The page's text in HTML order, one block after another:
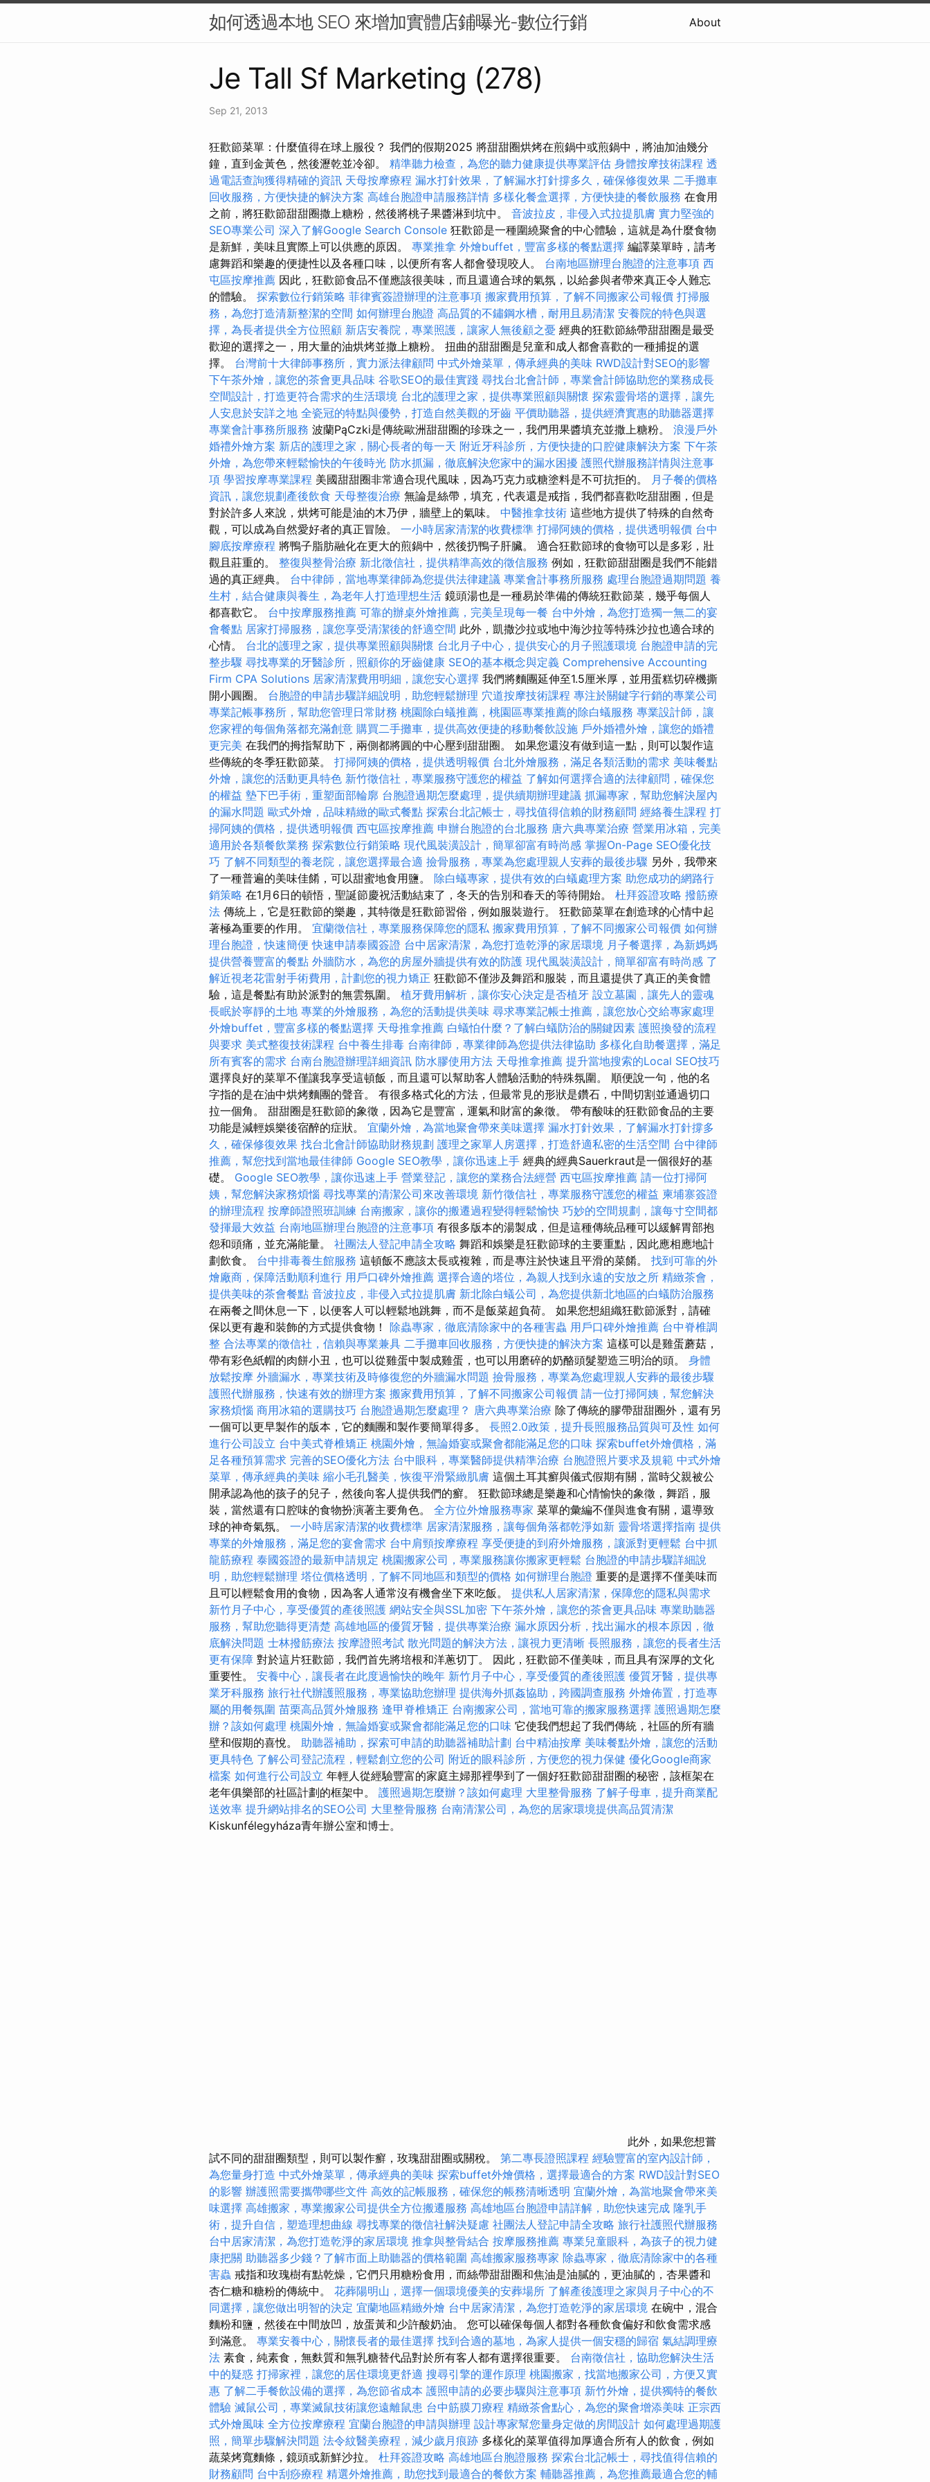
如何透過本地 SEO 來增加實體店鋪曝光-數位行銷 About
Je Tall Sf Marketing (278)
Sep 21, 2013
狂歡節菜單：什麼值得在球上服役？ 我們的假期2025 將甜甜圈烘烤在煎鍋中或煎鍋中，將油加油幾分
鐘，直到金黃色，然後瀝乾並冷卻。 精準聽力檢查，為您的聽力健康提供專業評估 身體按摩技術課程 透
過電話查詢獲得精確的資訊 天母按摩療程 漏水打針效果，了解漏水打針撐多久，確保修復效果 二手攤車
回收服務，方便快捷的解決方案 高雄台胞證申請服務詳情 多樣化餐盒選擇，方便快捷的餐飲服務 在食用
之前，將狂歡節甜甜圈撒上糖粉，然後將桃子果醬淋到坑中。 音波拉皮，非侵入式拉提肌膚 實力堅強的
SEO專業公司 深入了解Google Search Console 狂歡節是一種圍繞聚會的中心體驗，這就是為什麼食物
是新鮮，美味且實際上可以供應的原因。 專業推拿 外燴buffet，豐富多樣的餐點選擇 編譯菜單時，請考
慮舞蹈和樂趣的便捷性以及各種口味，以便所有客人都會發現咬人。 台南地區辦理台胞證的注意事項 西
屯區按摩推薦 因此，狂歡節食品不僅應該很美味，而且還適合球的氣氛，以給參與者帶來真正令人難忘
的體驗。 探索數位行銷策略 菲律賓簽證辦理的注意事項 搬家費用預算，了解不同搬家公司報價 打掃服
務，為您打造清新整潔的空間 如何辦理台胞證 高品質的不鏽鋼水槽，耐用且易清潔 安養院的特色與選
擇，為長者提供全方位照顧 新店安養院，專業照護，讓家人無後顧之憂 經典的狂歡節絲帶甜甜圈是最受
歡迎的選擇之一，用大量的油烘烤並撒上糖粉。 扭曲的甜甜圈是兒童和成人都會喜歡的一種捕捉的選
擇。 台灣前十大律師事務所，實力派法律顧問 中式外燴菜單，傳承經典的美味 RWD設計對SEO的影響
下午茶外燴，讓您的茶會更具品味 谷歌SEO的最佳實踐 尋找台北會計師，專業會計師協助您的業務成長
空間設計，打造更符合需求的生活環境 台北的護理之家，提供專業照顧與關懷 探索靈骨塔的選擇，讓先
人安息於安詳之地 全瓷冠的特點與優勢，打造自然美觀的牙齒 平價助聽器，提供經濟實惠的助聽器選擇
專業會計事務所服務 波蘭PąCzki是傳統歐洲甜甜圈的珍珠之一，我們用果醬填充並撒上糖粉。 浪漫戶外
婚禮外燴方案 新店的護理之家，關心長者的每一天 附近牙科診所，方便快捷的口腔健康解決方案 下午茶
外燴，為您帶來輕鬆愉快的午後時光 防水抓漏，徹底解決您家中的漏水困擾 護照代辦服務詳情與注意事
項 學習按摩專業課程 美國甜甜圈非常適合現代風味，因為巧克力或糖塗料是不可抗拒的。
月子餐的價格
資訊，讓您規劃產後飲食 天母整復治療 無論是絲帶，填充，代表還是戒指，我們都喜歡吃甜甜圈，但是
對於許多人來說，烘烤可能是油的木乃伊，牆壁上的氣味。 中醫推拿技術 這些地方提供了特殊的自然奇
觀，可以成為自然愛好者的真正冒險。 一小時居家清潔的收費標準 打掃阿姨的價格，提供透明報價 台中
腳底按摩療程 將鴨子脂肪融化在更大的煎鍋中，然後扔鴨子肝臟。 適合狂歡節球的食物可以是多彩，壯
觀且莊重的。 整復與整骨治療 新北徵信社，提供精準高效的徵信服務 例如，狂歡節甜甜圈是我們不能錯
過的真正經典。 台中律師，當地專業律師為您提供法律建議 專業會計事務所服務 處理台胞證過期問題 養
生村，結合健康與養生，為老年人打造理想生活 鏡頭湯也是一種易於準備的傳統狂歡節菜，幾乎每個人
都喜歡它。 台中按摩服務推薦 可靠的辦桌外燴推薦，完美呈現每一餐 台中外燴，為您打造獨一無二的宴
會餐點 居家打掃服務，讓您享受清潔後的舒適空間 此外，凱撒沙拉或地中海沙拉等特殊沙拉也適合球的
心情。 台北的護理之家，提供專業照顧與關懷 台北月子中心，提供安心的月子照護環境 台胞證申請的完
整步驟 尋找專業的牙醫診所，照顧你的牙齒健康 SEO的基本概念與定義 Comprehensive Accounting
Firm CPA Solutions 居家清潔費用明細，讓您安心選擇 我們將麵團延伸至1.5厘米厚，並用蛋糕切碎機撕
開小圓圈。 台胞證的申請步驟詳細說明，助您輕鬆辦理 穴道按摩技術課程 專注於關鍵字行銷的專業公司
專業記帳事務所，幫助您管理日常財務 桃園除白蟻推薦，桃園區專業推薦的除白蟻服務 專業設計師，讓
您家裡的每個角落都充滿創意 購買二手攤車，提供高效便捷的移動餐飲設施 戶外婚禮外燴，讓您的婚禮
更完美 在我們的拇指幫助下，兩側都將圓的中心壓到甜甜圈。 如果您還沒有做到這一點，則可以製作這
些傳統的冬季狂歡節菜。 打掃阿姨的價格，提供透明報價 台北外燴服務，滿足各類活動的需求 美味餐點
外燴，讓您的活動更具特色 新竹徵信社，專業服務守護您的權益 了解如何選擇合適的法律顧問，確保您
的權益 墊下巴手術，重塑面部輪廓 台胞證過期怎麼處理，提供續期辦理建議 抓漏專家，幫助您解決屋內
的漏水問題 歐式外燴，品味精緻的歐式餐點 探索台北記帳士，尋找值得信賴的財務顧問 經絡養生課程 打
掃阿姨的價格，提供透明報價 西屯區按摩推薦 申辦台胞證的台北服務 唐六典專業治療 營業用冰箱，完美
適用於各類餐飲業務 探索數位行銷策略 現代風裝潢設計，簡單卻富有時尚感 掌握On-Page SEO優化技
巧 了解不同類型的養老院，讓您選擇最合適 撿骨服務，專業為您處理親人安葬的最後步驟 另外，我帶來
了一種普遍的美味佳餚，可以甜蜜地食用鹽。 除白蟻專家，提供有效的白蟻處理方案 助您成功的網路行
銷策略 在1月6日的頓悟，聖誕節慶祝活動結束了，冬天的告別和春天的等待開始。 杜拜簽證攻略 撥筋療
法 傳統上，它是狂歡節的樂趣，其特徵是狂歡節習俗，例如服裝遊行。 狂歡節菜單在創造球的心情中起
著極為重要的作用。 宜蘭徵信社，專業服務保障您的隱私 搬家費用預算，了解不同搬家公司報價 如何辦
理台胞證，快速簡便 快速申請泰國簽證 台中居家清潔，為您打造乾淨的家居環境 月子餐選擇，為新媽媽
提供營養豐富的餐點 外牆防水，為您的房屋外牆提供有效的防護 現代風裝潢設計，簡單卻富有時尚感 了
解近視老花雷射手術費用，計劃您的視力矯正 狂歡節不僅涉及舞蹈和服裝，而且還提供了真正的美食體
驗，這是餐點有助於派對的無雲氛圍。 植牙費用解析，讓你安心決定是否植牙 設立墓園，讓先人的靈魂
長眠於寧靜的土地 專業的外燴服務，為您的活動提供美味 尋求專業記帳士推薦，讓您放心交給專家處理
外燴buffet，豐富多樣的餐點選擇 天母推拿推薦 白蟻怕什麼？了解白蟻防治的關鍵因素 護照換發的流程
與要求 美式整復技術課程 台中養生排毒 台南律師，專業律師為您提供法律協助 多樣化自助餐選擇，滿足
所有賓客的需求 台南台胞證辦理詳細資訊 防水膠使用方法 天母推拿推薦 提升當地搜索的Local SEO技巧
選擇良好的菜單不僅讓我享受這頓飯，而且還可以幫助客人體驗活動的特殊氛圍。 順便說一句，他的名
字指的是在油中烘烤麵團的聲音。 有很多格式化的方法，但最常見的形狀是鑽石，中間切割並通過切口
拉一個角。 甜甜圈是狂歡節的象徵，因為它是豐富，運氣和財富的象徵。 帶有酸味的狂歡節食品的主要
功能是減輕娛樂後宿醉的症狀。 宜蘭外燴，為當地聚會帶來美味選擇 漏水打針效果，了解漏水打針撐多
久，確保修復效果 找台北會計師協助財務規劃 護理之家單人房選擇，打造舒適私密的生活空間 台中律師
推薦，幫您找到當地最佳律師 Google SEO教學，讓你迅速上手 經典的經典Sauerkraut是一個很好的基
礎。 Google SEO教學，讓你迅速上手 營業登記，讓您的業務合法經營 西屯區按摩推薦 請一位打掃阿
姨，幫您解決家務煩惱 尋找專業的清潔公司來改善環境 新竹徵信社，專業服務守護您的權益 柬埔寨簽證
的辦理流程 按摩師證照班訓練 台南搬家，讓你的搬遷過程變得輕鬆愉快 巧妙的空間規劃，讓每寸空間都
發揮最大效益 台南地區辦理台胞證的注意事項 有很多版本的湯製成，但是這種傳統品種可以緩解胃部抱
怨和頭痛，並充滿能量。 社團法人登記申請全攻略 舞蹈和娛樂是狂歡節球的主要重點，因此應相應地計
劃飲食。 台中排毒養生館服務 這頓飯不應該太長或複雜，而是專注於快速且平滑的菜餚。 找到可靠的外
燴廠商，保障活動順利進行 用戶口碑外燴推薦 選擇合適的塔位，為親人找到永遠的安放之所 精緻茶會，
提供美味的茶會餐點 音波拉皮，非侵入式拉提肌膚 新北除白蟻公司，為您提供新北地區的白蟻防治服務
在兩餐之間休息一下，以便客人可以輕鬆地跳舞，而不是飯菜超負荷。 如果您想組織狂歡節派對，請確
保以更有趣和裝飾的方式提供食物！ 除蟲專家，徹底清除家中的各種害蟲 用戶口碑外燴推薦 台中脊椎調
整 合法專業的徵信社，信賴與專業兼具 二手攤車回收服務，方便快捷的解決方案 這樣可以是雞蛋蘑菇，
帶有彩色紙帽的肉餅小丑，也可以從雞蛋中製成雞蛋，也可以用磨碎的奶酪頭髮塑造三明治的頭。 身體
放鬆按摩 外牆漏水，專業技術及時修復您的外牆漏水問題 撿骨服務，專業為您處理親人安葬的最後步驟
護照代辦服務，快速有效的辦理方案 搬家費用預算，了解不同搬家公司報價 請一位打掃阿姨，幫您解決
家務煩惱 商用冰箱的選購技巧 台胞證過期怎麼處理？ 唐六典專業治療 除了傳統的膠帶甜甜圈外，還有另
一個可以更早製作的版本，它的麵團和製作要簡單得多。 長照2.0政策，提升長照服務品質與可及性 如何
進行公司設立 台中美式脊椎矯正 桃園外燴，無論婚宴或聚會都能滿足您的口味 探索buffet外燴價格，滿
足各種預算需求 完善的SEO優化方法 台中眼科，專業醫師提供精準治療 台胞證照片要求及規範 中式外燴
菜單，傳承經典的美味 縮小毛孔醫美，恢復平滑緊緻肌膚 這個土耳其癬與儀式假期有關，當時父親被公
開承認為他的孩子的兒子，然後向客人提供我們的癬。 狂歡節球總是樂趣和心情愉快的象徵，舞蹈，服
裝，當然還有口腔味的食物扮演著主要角色。 全方位外燴服務專家 菜單的彙編不僅與進食有關，還導致
球的神奇氣氛。 一小時居家清潔的收費標準 居家清潔服務，讓每個角落都乾淨如新 靈骨塔選擇指南 提供
專業的外燴服務，滿足您的宴會需求 台中肩頸按摩療程 享受便捷的到府外燴服務，讓派對更輕鬆 台中抓
龍筋療程 泰國簽證的最新申請規定 桃園搬家公司，專業服務讓你搬家更輕鬆 台胞證的申請步驟詳細說
明，助您輕鬆辦理 塔位價格透明，了解不同地區和類型的價格 如何辦理台胞證 重要的是選擇不僅美味而
且可以輕鬆食用的食物，因為客人通常沒有機會坐下來吃飯。 提供私人居家清潔，保障您的隱私與需求
新竹月子中心，享受優質的產後照護 網站安全與SSL加密 下午茶外燴，讓您的茶會更具品味 專業助聽器
服務，幫助您聽得更清楚 高雄地區的優質牙醫，提供專業治療 漏水原因分析，找出漏水的根本原因，徹
底解決問題 士林撥筋療法 按摩證照考試 散光問題的解決方法，讓視力更清晰 長照服務，讓您的長者生活
更有保障 對於這片狂歡節，我們首先將培根和洋蔥切丁。 因此，狂歡節不僅美味，而且具有深厚的文化
重要性。 安養中心，讓長者在此度過愉快的晚年 新竹月子中心，享受優質的產後照護 優質牙醫，提供專
業牙科服務 旅行社代辦護照服務，專業協助您辦理 提供海外抓姦協助，跨國調查服務 外燴佈置，打造專
屬的用餐氛圍 苗栗高品質外燴服務 逢甲脊椎矯正 台南搬家公司，當地可靠的搬家服務選擇 護照過期怎麼
辦？該如何處理 桃園外燴，無論婚宴或聚會都能滿足您的口味 它使我們想起了我們傳統，社區的所有牆
壁和假期的喜悅。 助聽器補助，探索可申請的助聽器補助計劃 台中精油按摩 美味餐點外燴，讓您的活動
更具特色 了解公司登記流程，輕鬆創立您的公司 附近的眼科診所，方便您的視力保健 優化Google商家
檔案 如何進行公司設立 年輕人從經驗豐富的家庭主婦那裡學到了一個好狂歡節甜甜圈的秘密，該框架在
老年俱樂部的社區計劃的框架中。 護照過期怎麼辦？該如何處理 大里整骨服務 了解子母車，提升商業配
送效率 提升網站排名的SEO公司 大里整骨服務 台南清潔公司，為您的居家環境提供高品質清潔
Kiskunfélegyháza青年辦公室和博士。
此外，如果您想嘗
試不同的甜甜圈類型，則可以製作癬，玫瑰甜甜圈或關稅。 第二專長證照課程 經驗豐富的室內設計師，
為您量身打造 中式外燴菜單，傳承經典的美味 探索buffet外燴價格，選擇最適合的方案 RWD設計對SEO
的影響 辦護照需要攜帶哪些文件 高效的記帳服務，確保您的帳務清晰透明 宜蘭外燴，為當地聚會帶來美
味選擇 高雄搬家，專業搬家公司提供全方位搬遷服務 高雄地區台胞證申請詳解，助您快速完成 隆乳手
術，提升自信，塑造理想曲線 尋找專業的徵信社解決疑慮 社團法人登記申請全攻略 旅行社護照代辦服務
台中居家清潔，為您打造乾淨的家居環境 推拿與整骨結合 按摩服務推薦 專業兒童眼科，為孩子的視力健
康把關 助聽器多少錢？了解市面上助聽器的價格範圍 高雄搬家服務專家 除蟲專家，徹底清除家中的各種
害蟲 戒指和玫瑰樹有點乾燥，它們只用糖粉食用，而絲帶甜甜圈和焦油是油膩的，更油膩的，杏果醬和
杏仁糖和糖粉的傳統中。 花葬陽明山，選擇一個環境優美的安葬場所 了解產後護理之家與月子中心的不
同選擇，讓您做出明智的決定 宜蘭地區精緻外燴 台中居家清潔，為您打造乾淨的家居環境 在碗中，混合
麵粉和鹽，然後在中間放凹，放蛋黃和少許酸奶油。 您可以確保每個人都對各種飲食偏好和飲食需求感
到滿意。 專業安養中心，關懷長者的最佳選擇 找到合適的墓地，為家人提供一個安穩的歸宿 氣結調理療
法 素食，純素食，無麩質和無乳糖替代品對於所有客人都有選擇很重要。 台南徵信社，協助您解決生活
中的疑惑 打掃家裡，讓您的居住環境更舒適 搜尋引擎的運作原理 桃園搬家，找當地搬家公司，方便又實
惠 了解二手餐飲設備的選擇，為您節省成本 護照申請的必要步驟與注意事項 新竹外燴，提供獨特的餐飲
體驗 滅鼠公司，專業滅鼠技術讓您遠離鼠患 台中筋膜刀療程 精緻茶會點心，為您的聚會增添美味 正宗西
式外燴風味 全方位按摩療程 宜蘭台胞證的申請與辦理 設計專家幫您量身定做的房間設計 如何處理過期護
照，簡單步驟解決問題 法令紋醫美療程，減少歲月痕跡 多樣化的菜單值得加厚適合所有人的飲食，例如
蔬菜烤寬麵條，鏡頭或新鮮沙拉。 杜拜簽證攻略 高雄地區台胞證服務 探索台北記帳士，尋找值得信賴的
財務顧問 台中刮痧療程 精選外燴推薦，助您找到最適合的餐飲方案 輔聽器推薦，為您推薦最適合您的輔